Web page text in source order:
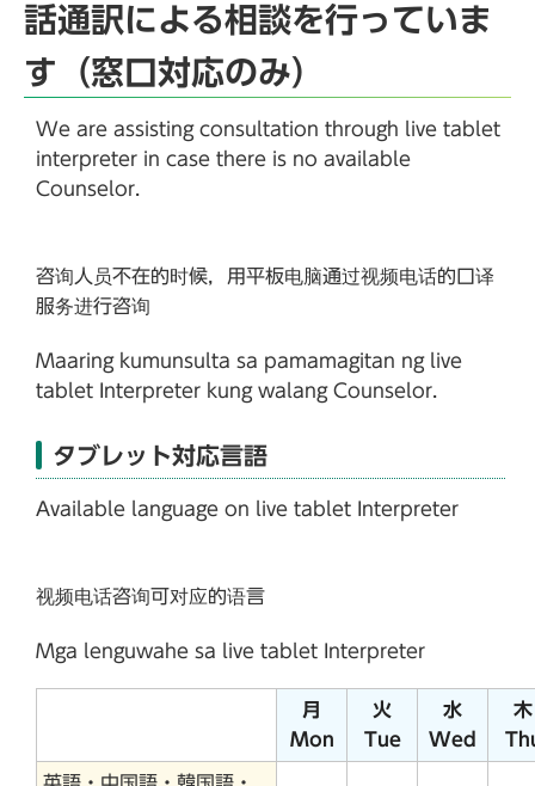
話通訳による相談を行っていま
す（窓口対応のみ）
We are assisting consultation through live tablet
interpreter in case there is no available
Counselor.
咨询人员不在的时候，用平板电脑通过视频电话的口译
服务进行咨询
Maaring kumunsulta sa pamamagitan ng live
tablet Interpreter kung walang Counselor.
タブレット対応言語
Available language on live tablet Interpreter
视频电话咨询可对应的语言
Mga lenguwahe sa live tablet Interpreter
月
Mon
火
Tue
水
Wed
木